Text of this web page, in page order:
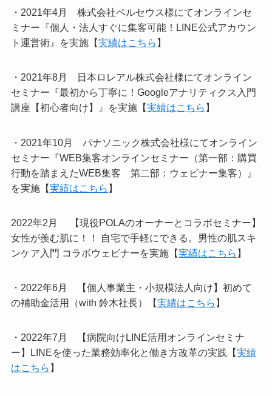
・2021年4月 株式会社ペルセウス様にてオンラインセ
ミナー『個人・法人すぐに集客可能！LINE公式アカウン
ト運営術』を実施【実績はこちら 】
・2021年8月 日本ロレアル株式会社様にてオンライン
セミナー『最初から丁寧に！Googleアナリティクス入門
講座【初心者向け】』を実施【実績はこちら 】
・2021年10月 パナソニック株式会社様にてオンライン
セミナー『WEB集客オンラインセミナー（第一部：購買
行動を踏まえたWEB集客 第二部：ウェビナー集客）』
を実施【実績はこちら 】
2022年2月 【現役POLAのオーナーとコラボセミナー】
女性が羨む肌に！！ 自宅で手軽にできる。男性の肌スキ
ンケア入門 コラボウェビナーを実施【実績はこちら 】
・2022年6月 【個人事業主・小規模法人向け】初めて
の補助金活用（with 鈴木社長）【実績はこちら 】
・2022年7月 【病院向けLINE活用オンラインセミナ
ー】LINEを使った業務効率化と働き方改革の実践【実績
はこちら 】